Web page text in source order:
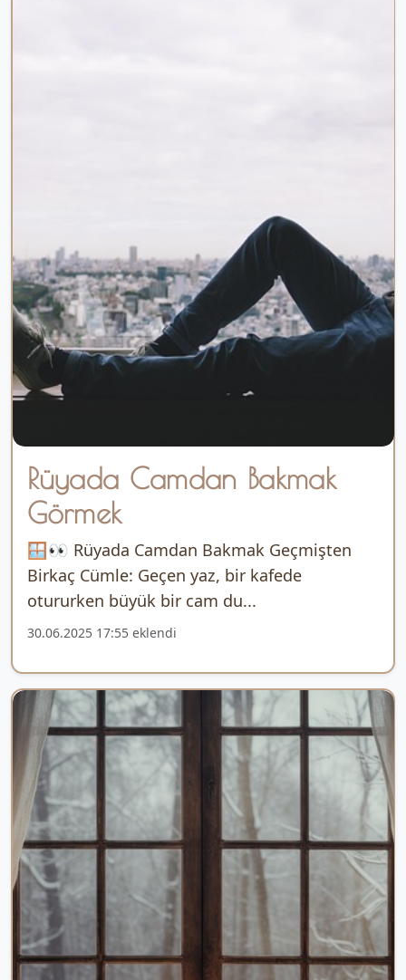
Rüyada Camdan Bakmak
Görmek
🪟👀 Rüyada Camdan Bakmak Geçmişten
Birkaç Cümle: Geçen yaz, bir kafede
otururken büyük bir cam du...
30.06.2025 17:55 eklendi